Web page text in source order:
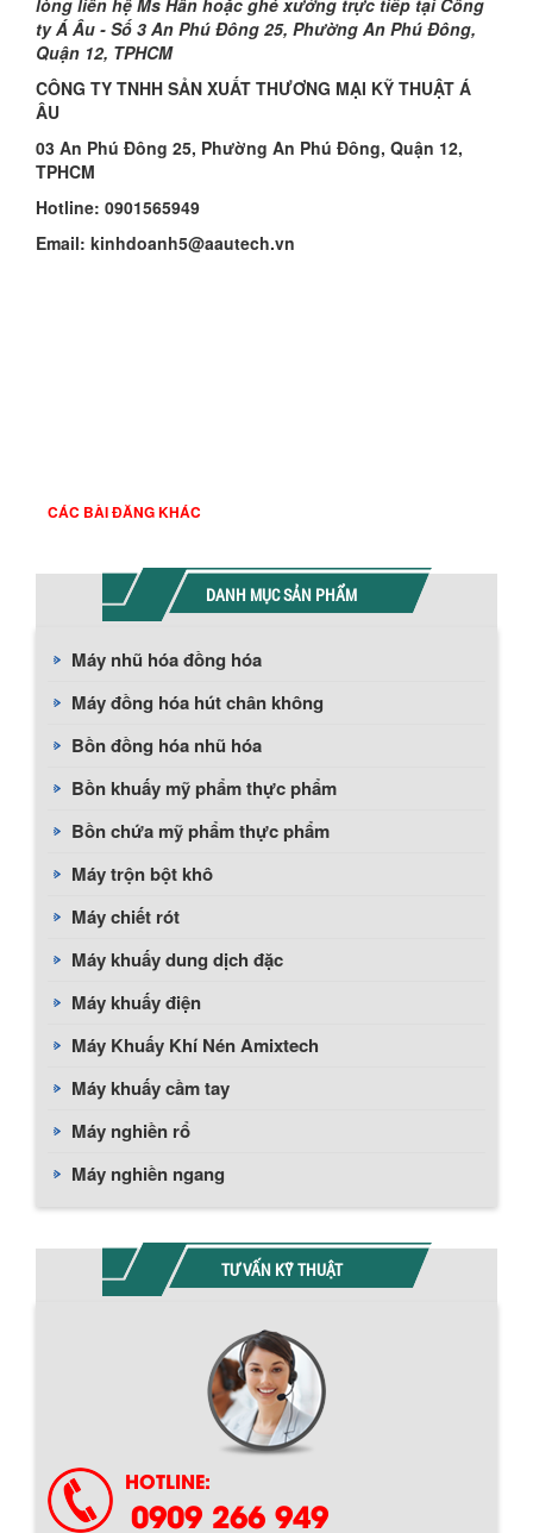
lòng liên hệ Ms Hân hoặc ghé xưởng trực tiếp tại Công
ty Á Âu - Số 3 An Phú Đông 25, Phường An Phú Đông,
Quận 12, TPHCM
CÔNG TY TNHH SẢN XUẤT THƯƠNG MẠI KỸ THUẬT Á
ÂU
03 An Phú Đông 25, Phường An Phú Đông, Quận 12,
TPHCM
Hotline: 0901565949
Email: kinhdoanh5@aautech.vn
CÁC BÀI ĐĂNG KHÁC
DANH MỤC SẢN PHẨM
Máy nhũ hóa đồng hóa
Máy đồng hóa hút chân không
Bồn đồng hóa nhũ hóa
Bồn khuấy mỹ phẩm thực phẩm
Bồn chứa mỹ phẩm thực phẩm
Máy trộn bột khô
Máy chiết rót
Máy khuấy dung dịch đặc
Máy khuấy điện
Máy Khuấy Khí Nén Amixtech
Máy khuấy cầm tay
Máy nghiền rổ
Máy nghiền ngang
TƯ VẤN KỸ THUẬT
HOTLINE:
0909 266 949